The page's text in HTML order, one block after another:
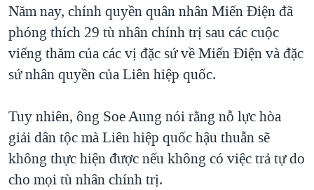
Năm nay, chính quyền quân nhân Miến Điện đã
phóng thích 29 tù nhân chính trị sau các cuộc
viếng thăm của các vị đặc sứ về Miến Điện và đặc
sứ nhân quyền của Liên hiệp quốc.
Tuy nhiên, ông Soe Aung nói rằng nỗ lực hòa
giải dân tộc mà Liên hiệp quốc hậu thuẫn sẽ
không thực hiện được nếu không có việc trả tự do
cho mọi tù nhân chính trị.